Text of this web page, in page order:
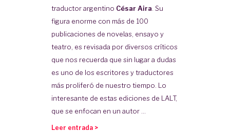
traductor argentino César Aira . Su
figura enorme con más de 100
publicaciones de novelas, ensayo y
teatro, es revisada por diversos críticos
que nos recuerda que sin lugar a dudas
es uno de los escritores y traductores
más proliferó de nuestro tiempo. Lo
interesante de estas ediciones de LALT,
que se enfocan en un autor ...
Leer entrada >